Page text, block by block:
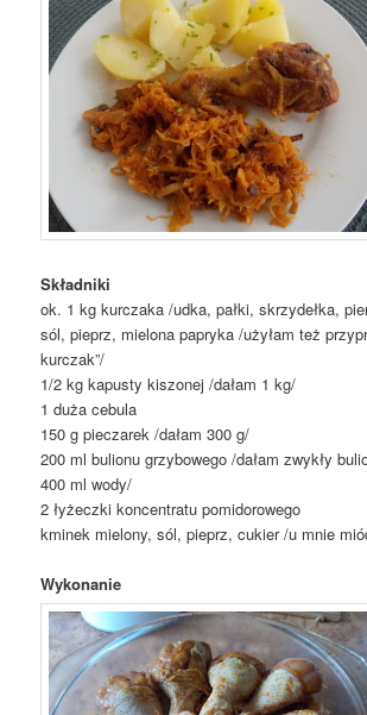
Składniki
ok. 1 kg kurczaka /udka, pałki, skrzydełka,
sól, pieprz, mielona papryka /użyłam też
kurczak”/
1/2 kg kapusty kiszonej /dałam 1 kg/
1 duża cebula
150 g pieczarek /dałam 300 g/
200 ml bulionu grzybowego /dałam zwykły
400 ml wody/
2 łyżeczki koncentratu pomidorowego
kminek mielony, sól, pieprz, cukier /u mnie
Wykonanie